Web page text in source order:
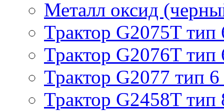
Металл оксид
Трактор G2075T тип
Трактор G2076T тип
Трактор G2077 тип 6
Трактор G2458T тип